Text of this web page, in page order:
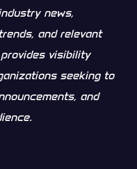
news,
and relevant
visibility
seeking to
and